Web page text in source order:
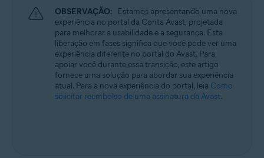
Sistemas operacionais:
Todos os sistemas operacionais compatíveis
OBSERVAÇÃO: Estamos apresentando uma nova
experiência no portal da Conta Avast, projetada
para melhorar a usabilidade e a segurança. Esta
liberação em fases significa que você pode ver uma
experiência diferente no portal do Avast. Para
apoiar você durante essa transição, este artigo
fornece uma solução para abordar sua experiência
atual. Para a nova experiência do portal, leia Como
solicitar reembolso de uma assinatura da Avast.